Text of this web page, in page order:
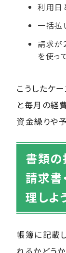
利用日
一括払
請求が
を使っ
こうしたケ
と毎月の経
資金繰りや
書類の
請求書
理しよ
帳簿に記載